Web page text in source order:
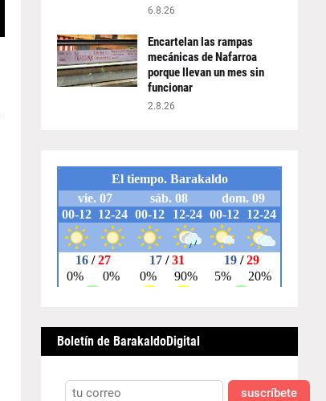
6.8.26
Encartelan las rampas
mecánicas de Nafarroa
porque llevan un mes sin
funcionar
2.8.26
Boletín de BarakaldoDigital
suscríbete